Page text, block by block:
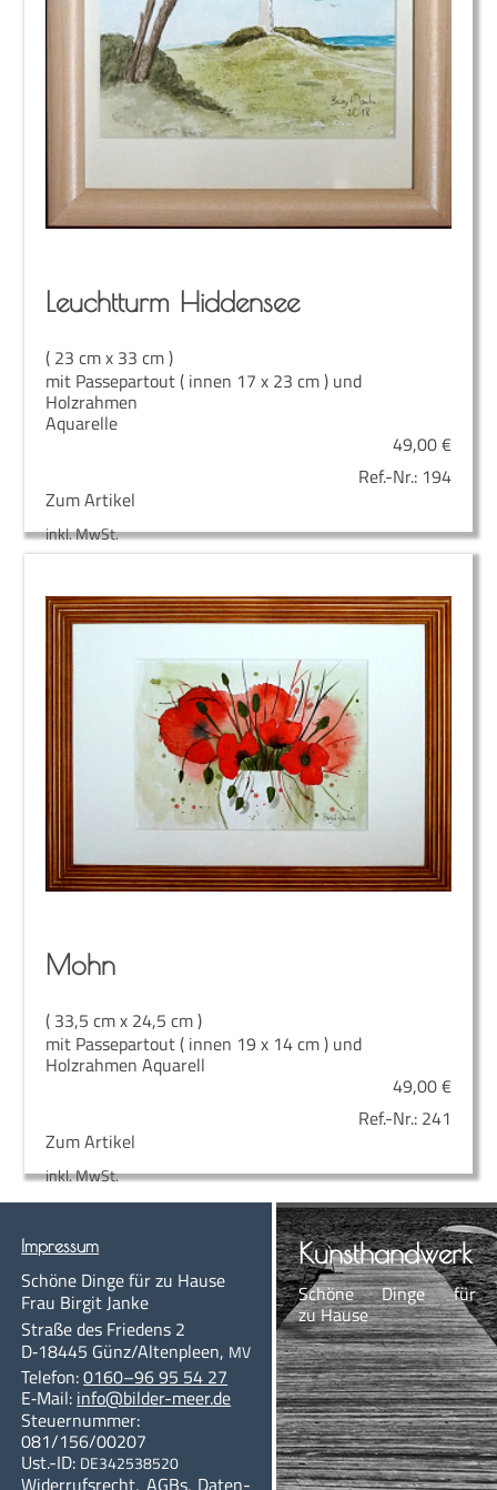
Leucht­turm Hiddensee
( 23 cm x 33 cm )
mit Passepartout ( innen 17 x 23 cm ) und
Holzrahmen
Aquarelle
49,00€
Ref.-Nr.: 194
Zum Artikel
inkl. MwSt.
Mohn
( 33,5 cm x 24,5 cm )
mit Passepartout ( innen 19 x 14 cm ) und
Holzrahmen Aquarell
49,00€
Ref.-Nr.: 241
Zum Artikel
inkl. MwSt.
Impres­sum
Schö­ne Din­ge für zu Hause
Frau Bir­git Janke
Stra­ße des Frie­dens 2
D‑18445 Günz/Altenpleen, MV
Te­le­fon:0160–96 95 54 27
E‑Mail: info@bil­der-meer.de
Steu­er­num­mer:
081/156/00207
Ust.-ID: DE342538520
Kunst­hand­werk
Schö­ne Din­ge für
zu Hause